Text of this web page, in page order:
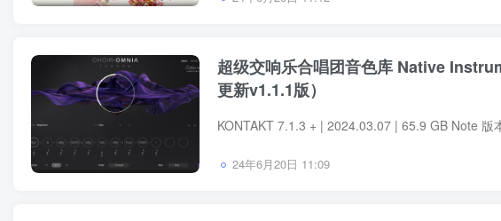
超级交响乐合唱团音色库 Native
更新v1.1.1版）
24年6月20日 11:09